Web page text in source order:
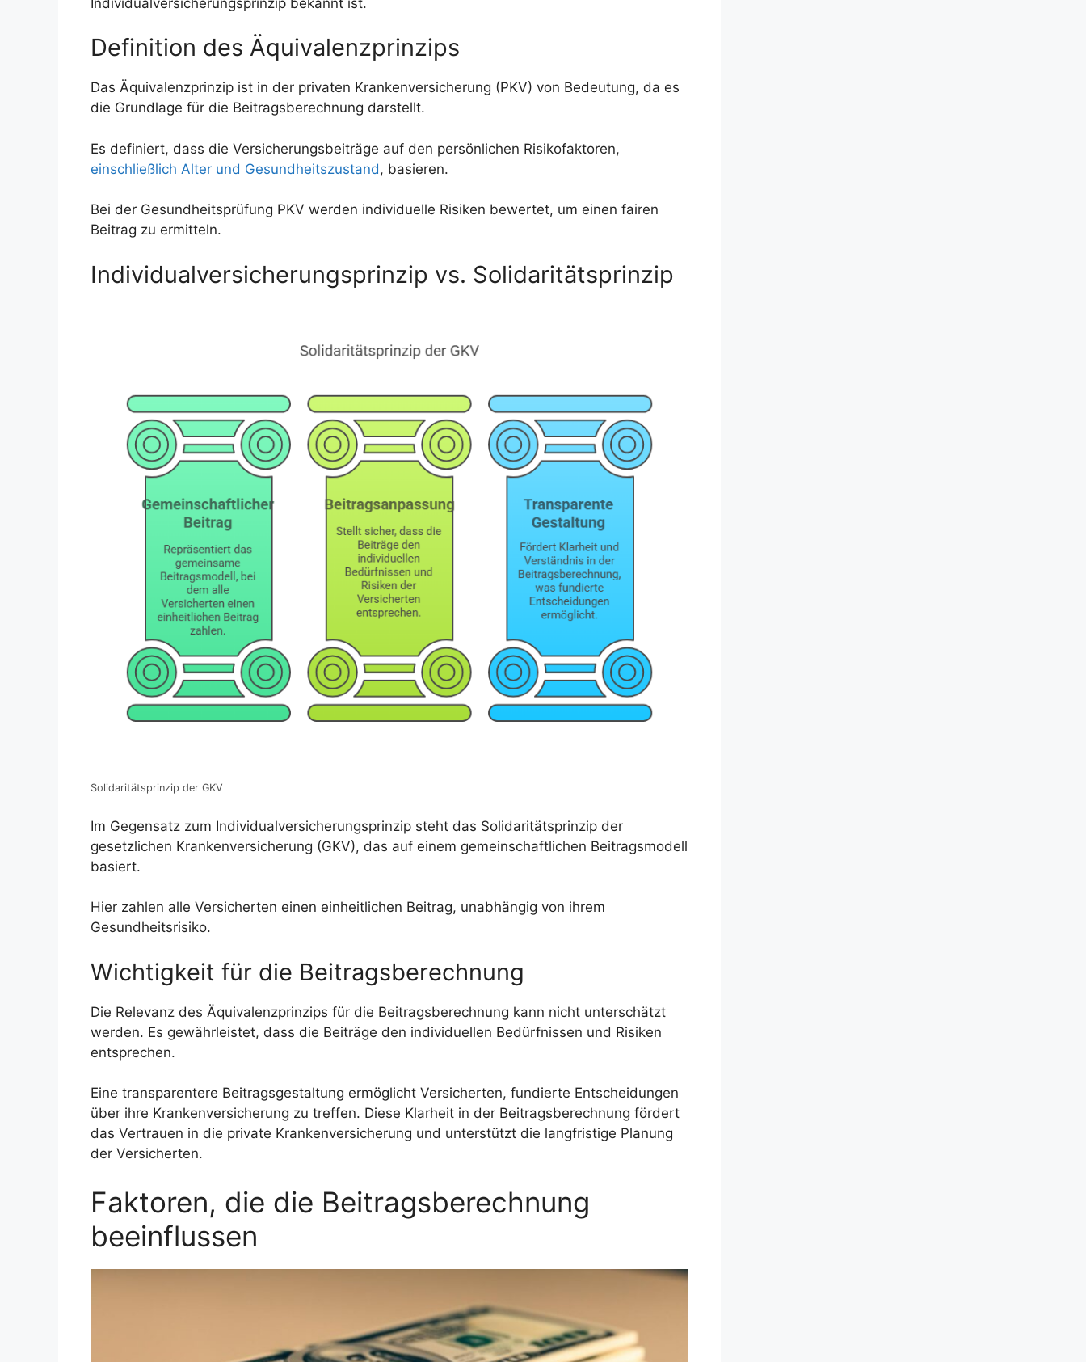
Definition des Äquivalenzprinzips
Das Äquivalenzprinzip ist in der privaten Krankenversicherung (PKV) von Bedeutung, da es
die Grundlage für die Beitragsberechnung darstellt.
Es definiert, dass die Versicherungsbeiträge auf den persönlichen Risikofaktoren,
einschließlich Alter und Gesundheitszustand, basieren.
Bei der Gesundheitsprüfung PKV werden individuelle Risiken bewertet, um einen fairen
Beitrag zu ermitteln.
Individualversicherungsprinzip vs. Solidaritätsprinzip
Solidaritätsprinzip der GKV
Im Gegensatz zum Individualversicherungsprinzip steht das Solidaritätsprinzip der
gesetzlichen Krankenversicherung (GKV), das auf einem gemeinschaftlichen Beitragsmodell
basiert.
Hier zahlen alle Versicherten einen einheitlichen Beitrag, unabhängig von ihrem
Gesundheitsrisiko.
Wichtigkeit für die Beitragsberechnung
Die Relevanz des Äquivalenzprinzips für die Beitragsberechnung kann nicht unterschätzt
werden. Es gewährleistet, dass die Beiträge den individuellen Bedürfnissen und Risiken
entsprechen.
Eine transparentere Beitragsgestaltung ermöglicht Versicherten, fundierte Entscheidungen
über ihre Krankenversicherung zu treffen. Diese Klarheit in der Beitragsberechnung fördert
das Vertrauen in die private Krankenversicherung und unterstützt die langfristige Planung
der Versicherten.
Faktoren, die die Beitragsberechnung
beeinflussen